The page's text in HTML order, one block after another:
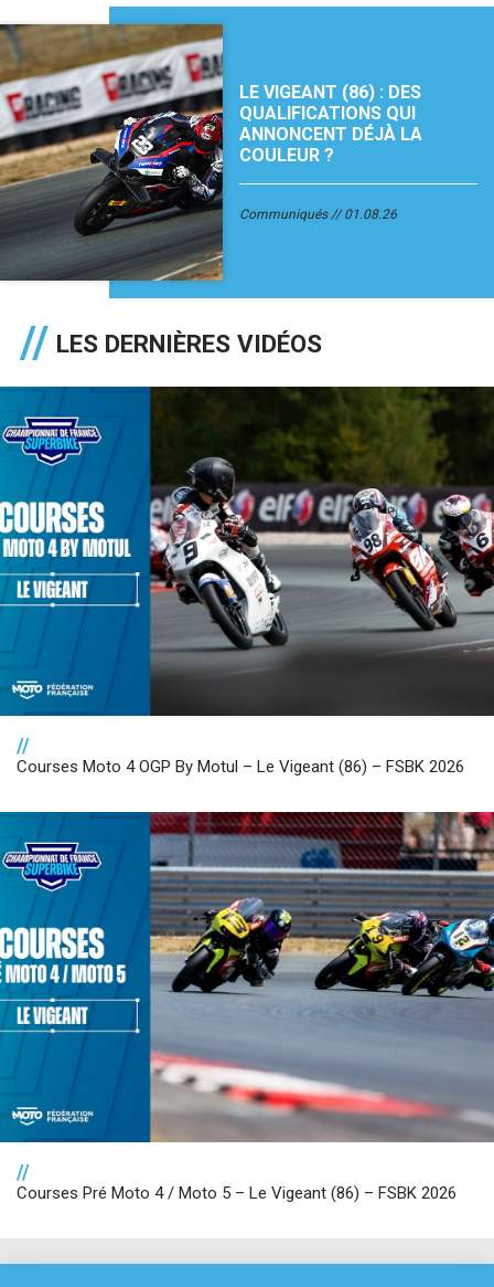
LE VIGEANT (86) : DES
QUALIFICATIONS QUI
ANNONCENT DÉJÀ LA
COULEUR ?
Communiqués 01.08.26
LES DERNIÈRES VIDÉOS
//
Courses Moto 4 OGP By Motul – Le Vigeant (86) – FSBK 2026
//
Courses Pré Moto 4 / Moto 5 – Le Vigeant (86) – FSBK 2026